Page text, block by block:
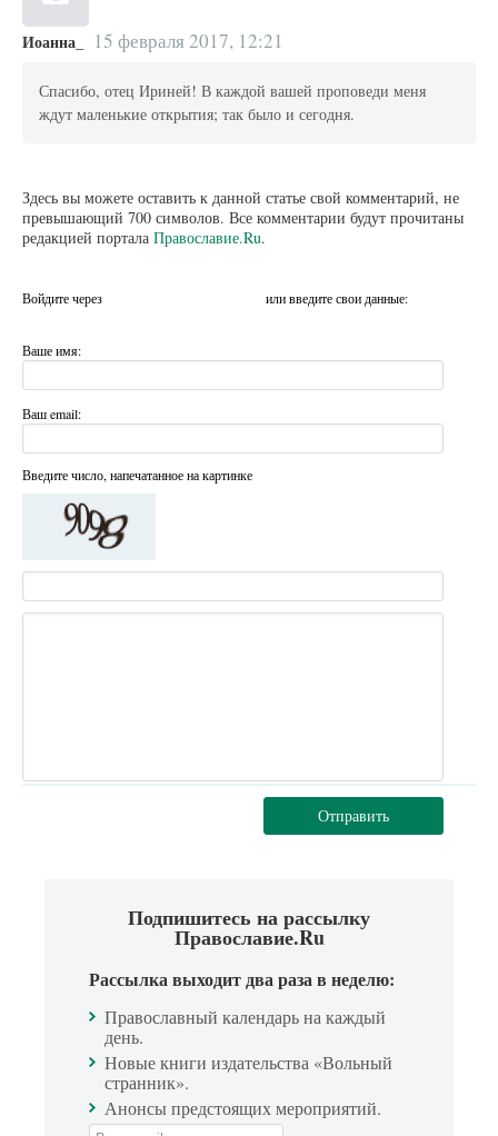
Иоанна_ 15 февраля 2017, 12:21
Спасибо, отец Ириней! В каждой вашей проповеди меня
ждут маленькие открытия; так было и сегодня.
Здесь вы можете оставить к данной статье свой комментарий, не
превышающий 700 символов. Все комментарии будут прочитаны
редакцией портала Православие.Ru.
Войдите через или введите свои данные:
Ваше имя:
Ваш email:
Введите число, напечатанное на картинке
Отправить
Подпишитесь на рассылку
Православие.Ru
Рассылка выходит два раза в неделю:
Православный календарь на каждый
день.
Новые книги издательства «Вольный
странник».
Анонсы предстоящих мероприятий.